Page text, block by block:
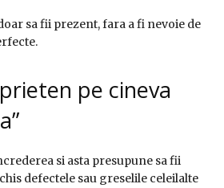
sa fii prezent, fara a fi nevoie de
pe cineva
si asta presupune sa fii
defectele sau greselile celeilalte